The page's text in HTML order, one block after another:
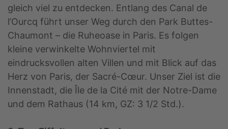
gleich viel zu entdecken. Entlang des Canal de
l’Ourcq führt unser Weg durch den Park Buttes-
Chaumont – die Ruheoase in Paris. Es folgen
kleine verwinkelte Wohnviertel mit
eindrucksvollen alten Villen und mit Blick auf das
Herz von Paris, der Sacré-Cœur. Unser Ziel ist die
Innenstadt, die Île de la Cité mit der Notre-Dame
und dem Rathaus (14 km, GZ: 3 1/2 Std.).